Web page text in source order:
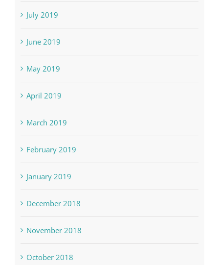
July 2019
June 2019
May 2019
April 2019
March 2019
February 2019
January 2019
December 2018
November 2018
October 2018